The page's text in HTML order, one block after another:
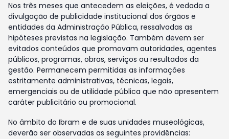
Nos três meses que antecedem as eleições, é vedada a
divulgação de publicidade institucional dos órgãos e
entidades da Administração Pública, ressalvadas as
hipóteses previstas na legislação. Também devem ser
evitados conteúdos que promovam autoridades, agentes
públicos, programas, obras, serviços ou resultados da
gestão. Permanecem permitidas as informações
estritamente administrativas, técnicas, legais,
emergenciais ou de utilidade pública que não apresentem
caráter publicitário ou promocional.
No âmbito do Ibram e de suas unidades museológicas,
deverão ser observadas as seguintes providências: